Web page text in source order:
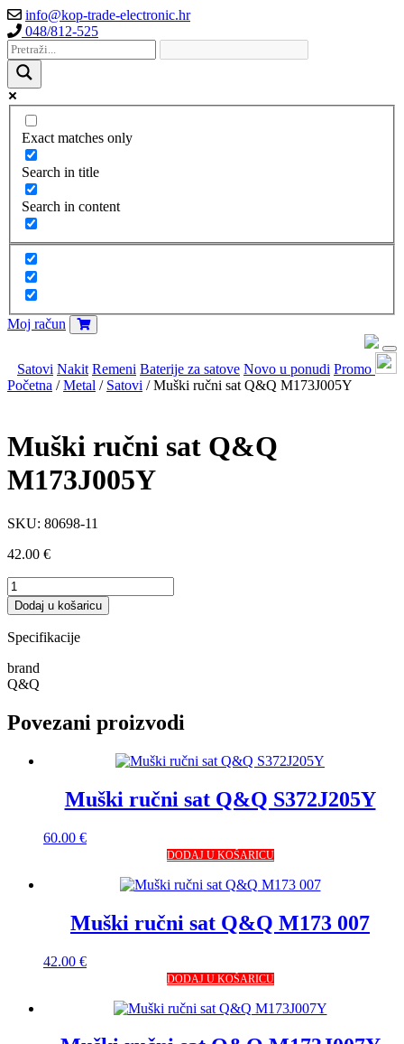
info@kop-trade-electronic.hr
048/812-525
Exact matches only
Search in title
Search in content
Moj račun
Satovi Nakit Remeni Baterije za satove Novo u ponudi Promo
Početna /Metal / Satovi / Muški ručni sat Q&Q M173J005Y
Muški ručni sat Q&Q
M173J005Y
SKU: 80698-11
42.00 €
Muški
ručni
sat
Q&Q
M173J005Y
količina
Dodaj u košaricu
Specifikacije
brand
Q&Q
Povezani proizvodi
Muški ručni sat Q&Q S372J205Y
60.00 €
DODAJ U KOŠARICU
Muški ručni sat Q&Q M173 007
42.00 €
DODAJ U KOŠARICU